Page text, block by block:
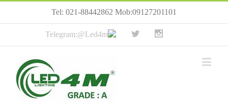
Tel: 021-88442862 Mob:09127201101